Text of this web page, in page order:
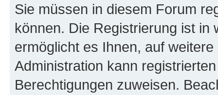
Sie müssen in diesem Forum
können. Die Registrierung ist in
ermöglicht es Ihnen, auf
Administration kann
Berechtigungen zuweisen.